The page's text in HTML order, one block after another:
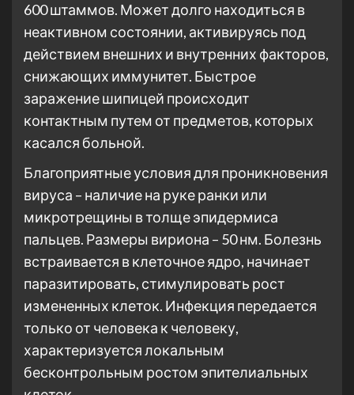
600 штаммов. Может долго находиться в
неактивном состоянии, активируясь под
действием внешних и внутренних факторов,
снижающих иммунитет. Быстрое
заражение шипицей происходит
контактным путем от предметов, которых
касался больной.
Благоприятные условия для проникновения
вируса – наличие на руке ранки или
микротрещины в толще эпидермиса
пальцев. Размеры вириона – 50 нм. Болезнь
встраивается в клеточное ядро, начинает
паразитировать, стимулировать рост
измененных клеток. Инфекция передается
только от человека к человеку,
характеризуется локальным
бесконтрольным ростом эпителиальных